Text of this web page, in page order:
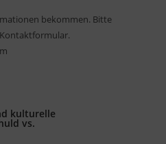
bekommen. Bitte
kulturelle
vs.